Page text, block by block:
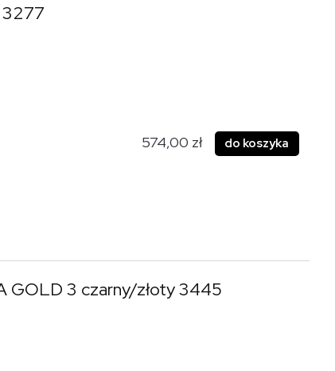
3277
574,00 zł do koszyka
GOLD 3 czarny/złoty 3445